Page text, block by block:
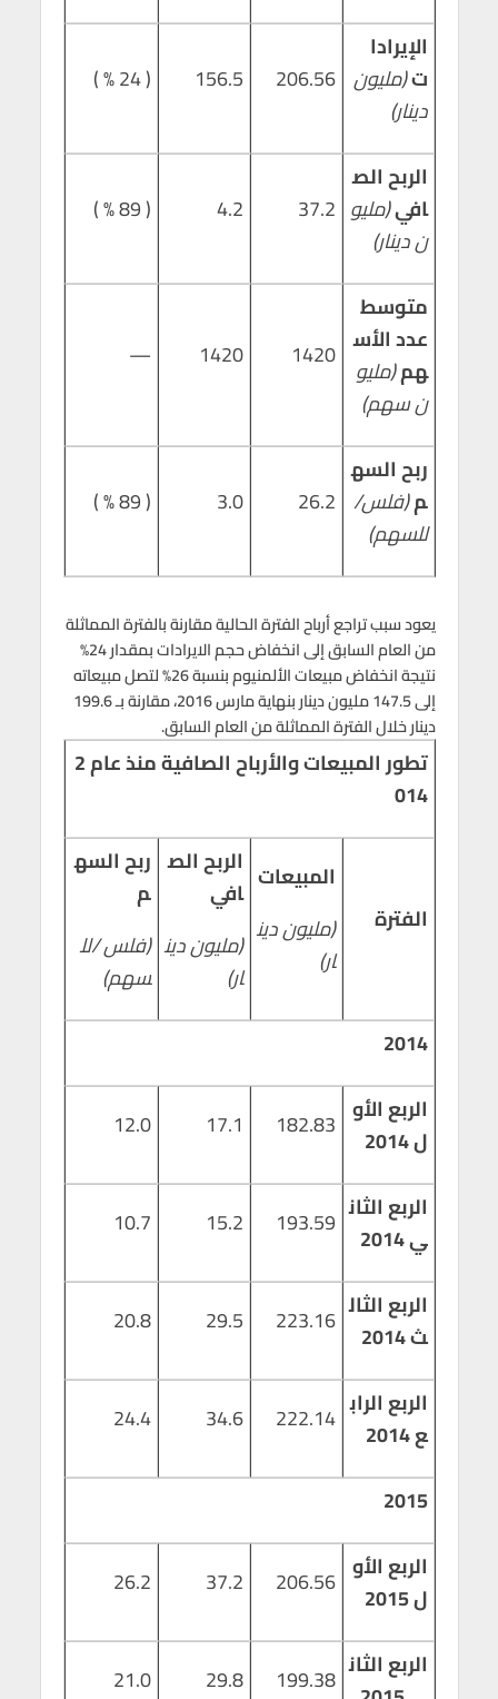
الإيرادا
ت(مليون
دينار)
206.56
156.5
( 24 % )
الربح الص
افي(مليو
ن دينار)
37.2
4.2
( 89 % )
متوسط
عدد الأس
هم(مليو
ن سهم)
1420
1420
—
ربح السه
م(فلس/
للسهم)
26.2
3.0
( 89 % )
يعود سبب تراجع أرباح الفترة الحالية مقارنة بالفترة المماثلة
من العام السابق إلى انخفاض حجم الايرادات بمقدار 24%
نتيجة انخفاض مبيعات الألمنيوم بنسبة 26% لتصل مبيعاته
إلى 147.5 مليون دينار بنهاية مارس 2016، مقارنة بـ 199.6
دينار خلال الفترة المماثلة من العام السابق.
تطور المبيعات والأرباح الصافية منذ عام 2
014
الفترة
المبيعات
(مليون دين
ار)
الربح الص
افي
(مليون دين
ار)
ربح السه
م
(فلس /لل
سهم)
2014
الربع الأو
ل 2014
182.83
17.1
12.0
الربع الثان
ي 2014
193.59
15.2
10.7
الربع الثال
ث 2014
223.16
29.5
20.8
الربع الراب
ع 2014
222.14
34.6
24.4
2015
الربع الأو
ل 2015
206.56
37.2
26.2
الربع الثان 199.38
29.8
21.0